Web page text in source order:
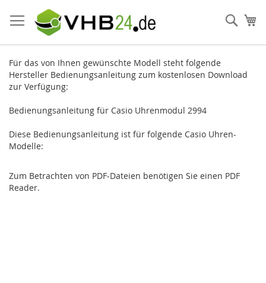
zum
Inhalt
Für das von Ihnen gewünschte Modell steht folgende
Hersteller Bedienungsanleitung zum kostenlosen Download
zur Verfügung:
Bedienungsanleitung für Casio Uhrenmodul 2994
Diese Bedienungsanleitung ist für folgende Casio Uhren-
Modelle:
Zum Betrachten von PDF-Dateien benötigen Sie einen PDF
Reader.